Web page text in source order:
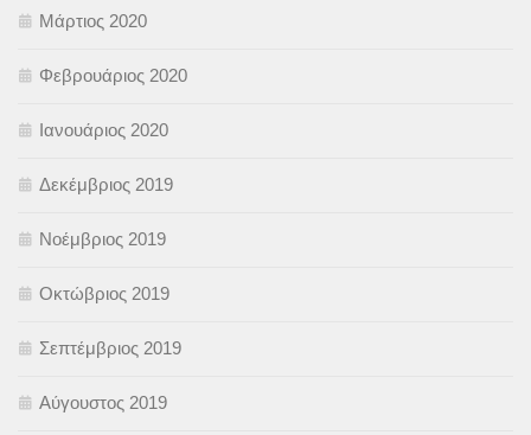
Μάρτιος 2020
Φεβρουάριος 2020
Ιανουάριος 2020
Δεκέμβριος 2019
Νοέμβριος 2019
Οκτώβριος 2019
Σεπτέμβριος 2019
Αύγουστος 2019